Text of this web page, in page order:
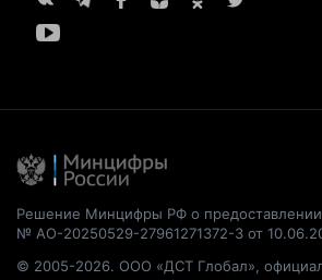
Решение Минцифры РФ о предоставлении
№ АО-20250529-27961271372-3 от
© 2005-2026. ООО «ДСТ Глобал»,